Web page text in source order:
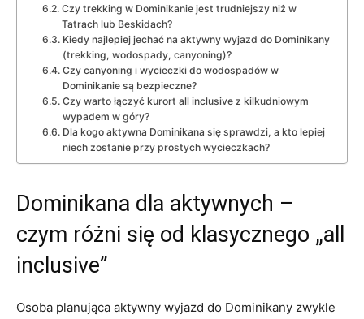
Czy trekking w Dominikanie jest trudniejszy niż w
Tatrach lub Beskidach?
Kiedy najlepiej jechać na aktywny wyjazd do Dominikany
(trekking, wodospady, canyoning)?
Czy canyoning i wycieczki do wodospadów w
Dominikanie są bezpieczne?
Czy warto łączyć kurort all inclusive z kilkudniowym
wypadem w góry?
Dla kogo aktywna Dominikana się sprawdzi, a kto lepiej
niech zostanie przy prostych wycieczkach?
Dominikana dla aktywnych –
czym różni się od klasycznego „all
inclusive”
Osoba planująca aktywny wyjazd do Dominikany zwykle